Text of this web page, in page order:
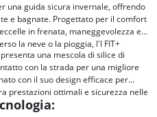
una guida sicura invernale, offrendo
e bagnate. Progettato per il comfort
in frenata, maneggevolezza e
la neve o la pioggia, l'I FIT+
una mescola di silice di
con la strada per una migliore
con il suo design efficace per
prestazioni ottimali e sicurezza nelle